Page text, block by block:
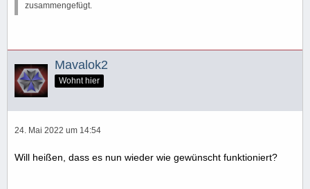
zusammengefügt.
Mavalok2
Wohnt hier
24. Mai 2022 um 14:54
Will heißen, dass es nun wieder wie gewünscht funktioniert?